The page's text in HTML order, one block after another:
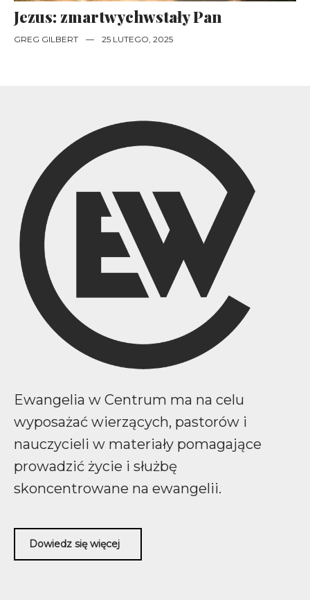
Jezus: zmartwychwstały Pan
GREG GILBERT — 25 LUTEGO, 2025
Ewangelia w Centrum ma na celu
wyposażać wierzących, pastorów i
nauczycieli w materiały pomagające
prowadzić życie i służbę
skoncentrowane na ewangelii.
Dowiedz się więcej